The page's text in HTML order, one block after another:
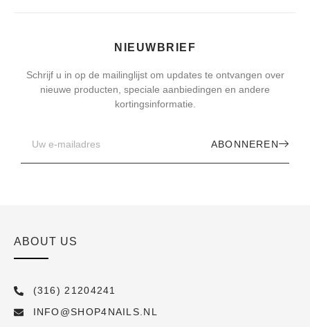
NIEUWBRIEF
Schrijf u in op de mailinglijst om updates te ontvangen over
nieuwe producten, speciale aanbiedingen en andere
kortingsinformatie.
ABONNEREN
ABOUT US
(316) 21204241
INFO@SHOP4NAILS.NL